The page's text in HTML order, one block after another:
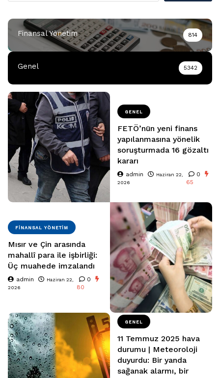
Finansal Yönetim 814
Genel 5342
GENEL
FETÖ’nün yeni finans
yapılanmasına yönelik
soruşturmada 16 gözaltı
kararı
admin
Haziran 22,
2026
0
65
FINANSAL YÖNETIM
Mısır ve Çin arasında
mahallî para ile işbirliği:
Üç muahede imzalandı
admin
Haziran 22,
2026
0
80
GENEL
11 Temmuz 2025 hava
durumu | Meteoroloji
duyurdu: Bir yanda
sağanak alarmı, bir